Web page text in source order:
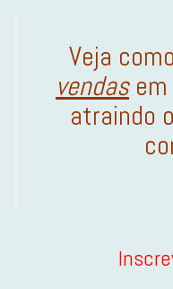
Veja como
vendasem
atraindo